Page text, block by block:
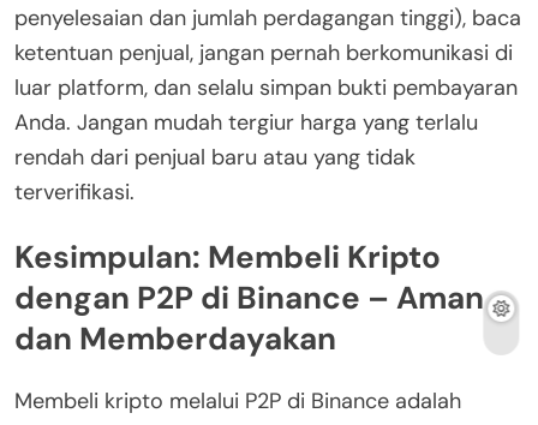
penyelesaian dan jumlah perdagangan tinggi), baca
ketentuan penjual, jangan pernah berkomunikasi di
luar platform, dan selalu simpan bukti pembayaran
Anda. Jangan mudah tergiur harga yang terlalu
rendah dari penjual baru atau yang tidak
terverifikasi.
Kesimpulan: Membeli Kripto
dengan P2P di Binance – Aman
dan Memberdayakan
Membeli kripto melalui P2P di Binance adalah